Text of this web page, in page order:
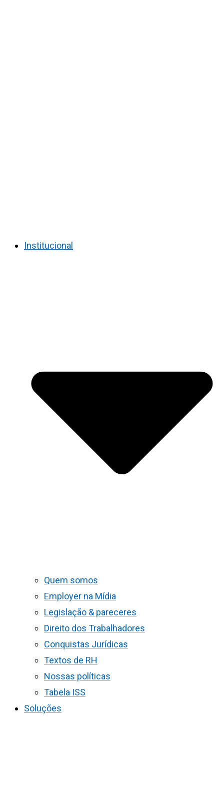
Institucional
Quem somos
Employer na Mídia
Legislação & pareceres
Direito dos Trabalhadores
Conquistas Jurídicas
Textos de RH
Nossas políticas
Tabela ISS
Soluções